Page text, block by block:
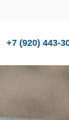
+7 (920) 443-